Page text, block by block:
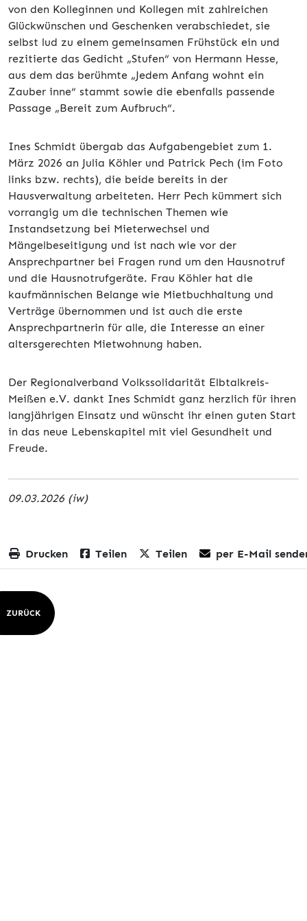
von den Kolleginnen und Kollegen mit zahlreichen
Glückwünschen und Geschenken verabschiedet, sie
selbst lud zu einem gemeinsamen Frühstück ein und
rezitierte das Gedicht „Stufen“ von Hermann Hesse,
aus dem das berühmte „Jedem Anfang wohnt ein
Zauber inne“ stammt sowie die ebenfalls passende
Passage „Bereit zum Aufbruch“.
Ines Schmidt übergab das Aufgabengebiet zum 1.
März 2026 an Julia Köhler und Patrick Pech (im Foto
links bzw. rechts), die beide bereits in der
Hausverwaltung arbeiteten. Herr Pech kümmert sich
vorrangig um die technischen Themen wie
Instandsetzung bei Mieterwechsel und
Mängelbeseitigung und ist nach wie vor der
Ansprechpartner bei Fragen rund um den Hausnotruf
und die Hausnotrufgeräte. Frau Köhler hat die
kaufmännischen Belange wie Mietbuchhaltung und
Verträge übernommen und ist auch die erste
Ansprechpartnerin für alle, die Interesse an einer
altersgerechten Mietwohnung haben.
Der Regionalverband Volkssolidarität Elbtalkreis-
Meißen e.V. dankt Ines Schmidt ganz herzlich für ihren
langjährigen Einsatz und wünscht ihr einen guten Start
in das neue Lebenskapitel mit viel Gesundheit und
Freude.
09.03.2026 (iw)
Drucken Teilen Teilen per E-Mail
ZURÜCK